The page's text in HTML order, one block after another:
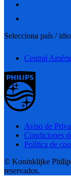
Selecciona país /
Central
Aviso de
Condiciones
Política de
© Koninklijke
reservados.